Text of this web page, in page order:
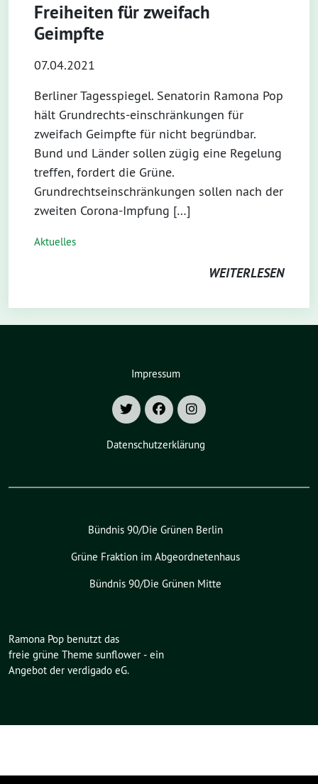
Freiheiten für zweifach
Geimpfte
07.04.2021
Berliner Tagesspiegel. Senatorin Ramona Pop
hält Grundrechts-einschränkungen für
zweifach Geimpfte für nicht begründbar.
Bund und Länder sollen zügig eine Regelung
treffen, fordert die Grüne.
Grundrechtseinschränkungen sollen nach der
zweiten Corona-Impfung […]
Aktuelles
WEITERLESEN
Impressum
Datenschutzerklärung
Bündnis 90/Die Grünen Berlin
Grüne Fraktion im Abgeordnetenhaus
Bündnis 90/Die Grünen Mitte
Ramona Pop benutzt das
freie grüne Theme sunflower ‐ ein
Angebot der verdigado eG.